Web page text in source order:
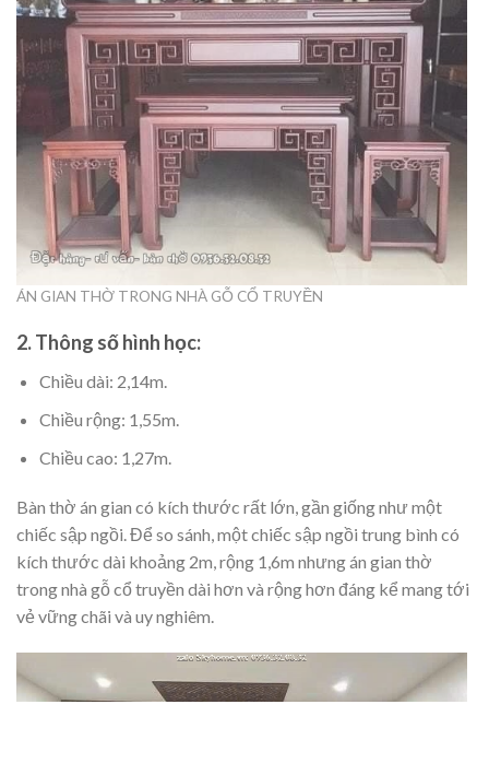
ÁN GIAN THỜ TRONG NHÀ GỖ CỔ TRUYỀN
2. Thông số hình học:
Chiều dài: 2,14m.
Chiều rộng: 1,55m.
Chiều cao: 1,27m.
Bàn thờ án gian có kích thước rất lớn, gần giống như một
chiếc sập ngồi. Để so sánh, một chiếc sập ngồi trung bình có
kích thước dài khoảng 2m, rộng 1,6m nhưng án gian thờ
trong nhà gỗ cổ truyền dài hơn và rộng hơn đáng kể mang tới
vẻ vững chãi và uy nghiêm.